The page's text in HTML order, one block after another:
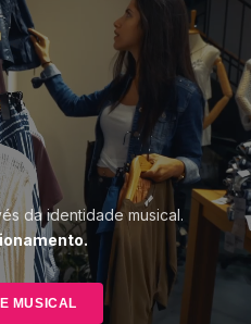
da identidade musical.
MUSICAL